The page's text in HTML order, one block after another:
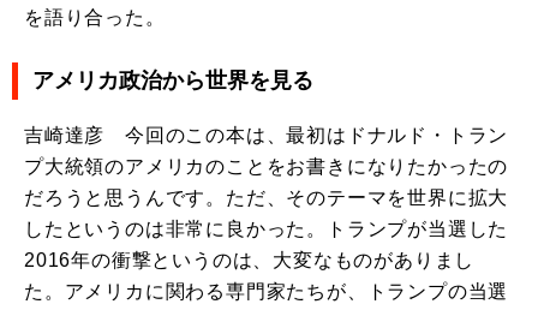
を語り合った。
アメリカ政治から世界を見る
吉崎達彦 今回のこの本は、最初はドナルド・トラン
プ大統領のアメリカのことをお書きになりたかったの
だろうと思うんです。ただ、そのテーマを世界に拡大
したというのは非常に良かった。トランプが当選した
2016年の衝撃というのは、大変なものがありまし
た。アメリカに関わる専門家たちが、トランプの当選